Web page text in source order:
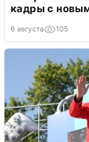
кадры с
6 августа 105